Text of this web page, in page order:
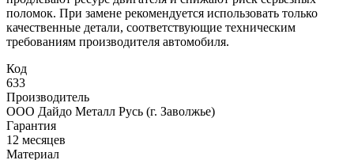
поломок. При замене рекомендуется использовать только
качественные детали, соответствующие техническим
требованиям производителя автомобиля.
Код
633
Производитель
ООО Дайдо Металл Русь (г. Заволжье)
Гарантия
12 месяцев
Материал